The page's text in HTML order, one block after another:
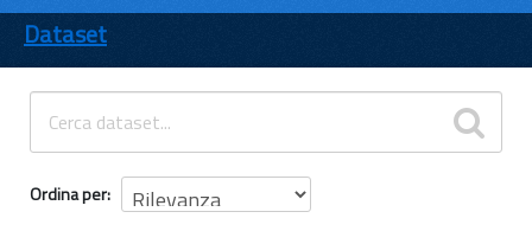
ENTI
TEMI
INFORMAZIONI
Dataset
Ordina per